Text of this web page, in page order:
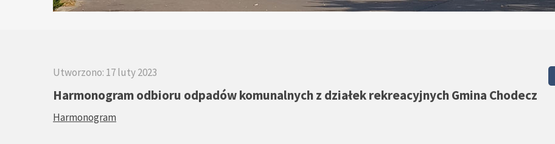
Utworzono: 17 luty 2023
Harmonogram odbioru odpadów komunalnych z działek rekreacyjnych Gmina Chodecz
Harmonogram